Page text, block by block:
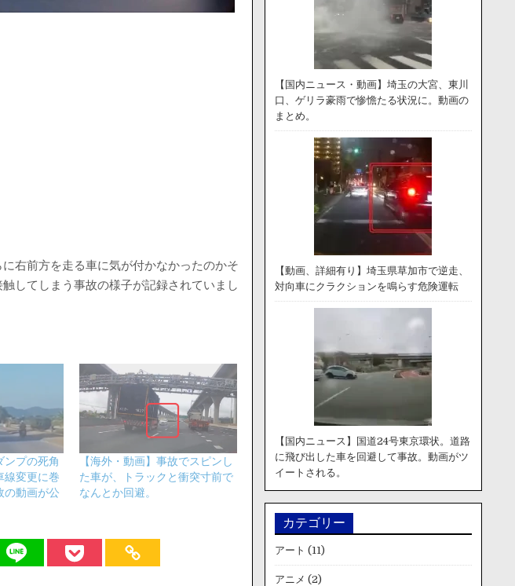
右前方を走る車に気が付かなかったのかそ
してしまう事故の様子が記録されていまし
ンプの死角
線変更に巻
の動画が公
【海外・動画】事故でスピンし
た車が、トラックと衝突寸前で
なんとか回避。
【国内ニュース・動画】埼玉の大宮、東川
口、ゲリラ豪雨で惨憺たる状況に。動画の
まとめ。
【動画、詳細有り】埼玉県草加市で逆走、
対向車にクラクションを鳴らす危険運転
【国内ニュース】国道24号東京環状。道路
に飛び出した車を回避して事故。動画がツ
イートされる。
カテゴリー
アート (11)
アニメ (2)